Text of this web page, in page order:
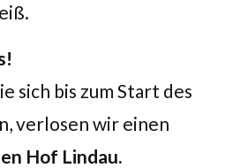
sich bis zum Start des
verlosen wir einen
Hof Lindau.